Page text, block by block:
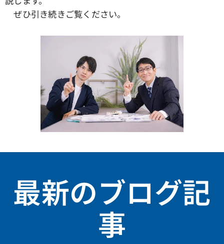
ぜひ引き続きご覧ください。
最新のブログ記
事